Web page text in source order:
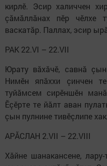
кирлӗ. Эсир халиччен
çăмăллăнах пӗр чӗлхе
васкатăр. Паллах, эсир
РАК 22.VI – 22.VII
Юрату вăхăчӗ, савнă
Нимӗн япăххи çинчен
туйăмсем сирӗншӗн
Ӗçӗрте те йăлт аван
çын пулнине тивӗçлипе
АРĂСЛАН 2.VII – 22.VIII
Хăйне шанакансене,